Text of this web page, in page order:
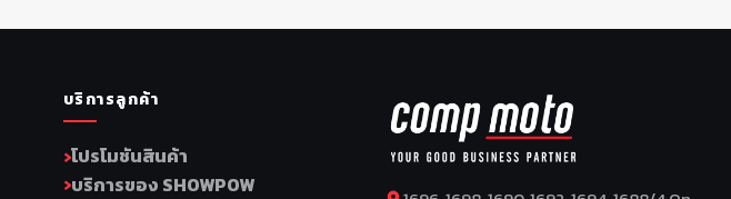
บริการลูกค้า
โปรโมชันสินค้า
บริการของ SHOWPOW